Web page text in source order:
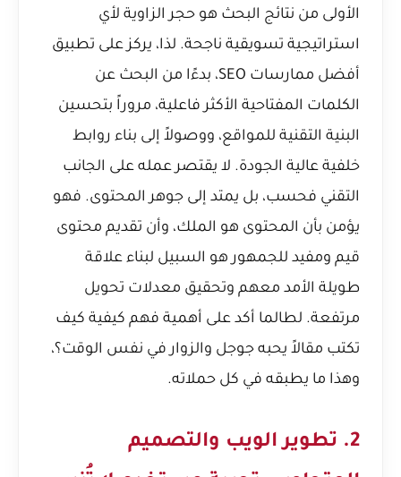
الأولى من نتائج البحث هو حجر الزاوية لأي
استراتيجية تسويقية ناجحة. لذا، يركز على تطبيق
أفضل ممارسات SEO، بدءًا من البحث عن
الكلمات المفتاحية الأكثر فاعلية، مروراً بتحسين
البنية التقنية للمواقع، ووصولاً إلى بناء روابط
خلفية عالية الجودة. لا يقتصر عمله على الجانب
التقني فحسب، بل يمتد إلى جوهر المحتوى. فهو
يؤمن بأن المحتوى هو الملك، وأن تقديم محتوى
قيم ومفيد للجمهور هو السبيل لبناء علاقة
طويلة الأمد معهم وتحقيق معدلات تحويل
مرتفعة. لطالما أكد على أهمية فهم كيفية كيف
تكتب مقالاً يحبه جوجل والزوار في نفس الوقت؟،
وهذا ما يطبقه في كل حملاته.
2. تطوير الويب والتصميم